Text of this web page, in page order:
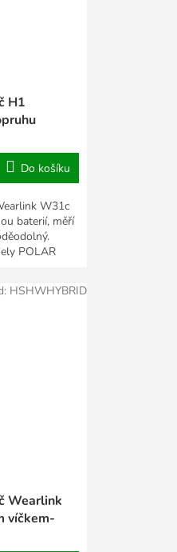
H1
Do košíku
W31c
baterií, měří
POLAR
Wearlink
víčkem-
HSHWHYBRID